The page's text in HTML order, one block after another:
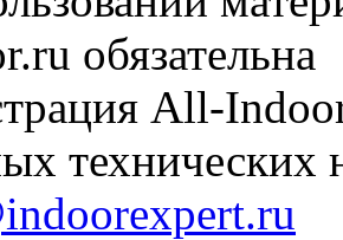
обязательна
All-
технических